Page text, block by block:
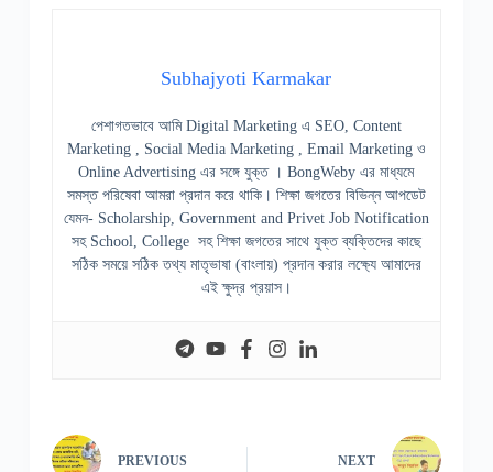
Subhajyoti Karmakar
পেশাগতভাবে আমি Digital Marketing এ SEO, Content
Marketing , Social Media Marketing , Email Marketing ও
Online Advertising এর সঙ্গে যুক্ত । BongWeby এর মাধ্যমে
সমস্ত পরিষেবা আমরা প্রদান করে থাকি। শিক্ষা জগতের বিভিন্ন আপডেট
যেমন- Scholarship, Government and Privet Job Notification
সহ School, College সহ শিক্ষা জগতের সাথে যুক্ত ব্যক্তিদের কাছে
সঠিক সময়ে সঠিক তথ্য মাতৃভাষা (বাংলায়) প্রদান করার লক্ষ্যে আমাদের
এই ক্ষুদ্র প্রয়াস।
PREVIOUS NEXT